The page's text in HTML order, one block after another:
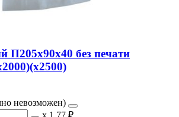
П205х90х40 без печати
невозможен)
х 1.77 ₽